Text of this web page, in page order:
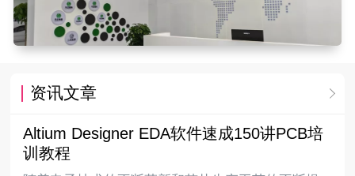
资讯文章
Altium Designer EDA软件速成150讲PCB培
训教程